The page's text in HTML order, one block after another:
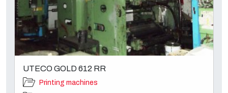
UTECO GOLD 612 RR
Printing machines